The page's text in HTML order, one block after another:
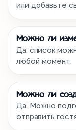
или добавьте
Можно ли
Да, список
любой момент.
Можно ли
Да. Можно
отправить